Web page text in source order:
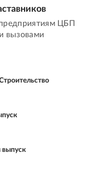
ЦБП
вызовами
выпуск